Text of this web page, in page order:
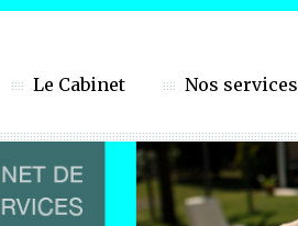
Le Cabinet Nos services